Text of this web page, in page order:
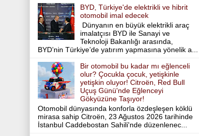
BYD, Türkiye'de elektrikli ve hibrit
otomobil imal edecek
Dünyanın en büyük elektrikli araç
imalatçısı BYD ile Sanayi ve
Teknoloji Bakanlığı arasında,
BYD’nin Türkiye’de yatırım yapmasına yönelik a...
Bir otomobil bu kadar mı eğlenceli
olur? Çocukla çocuk, yetişkinle
yetişkin oluyor! Citroën, Red Bull
Uçuş Günü'nde Eğlenceyi
Gökyüzüne Taşıyor!
Otomobil dünyasında konforla özdeşleşen köklü
mirasa sahip Citroën, 23 Ağustos 2026 tarihinde
İstanbul Caddebostan Sahili'nde düzenlenec...